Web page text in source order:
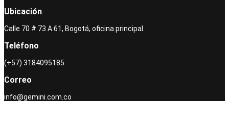
Ubicación
Calle 70 # 73 A 61, Bogotá, oficina principal
Teléfono
(+57) 3184095185
Correo
info@gemini.com.co